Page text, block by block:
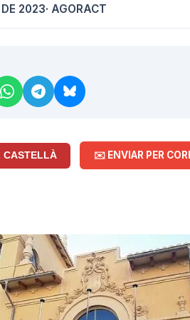
2023· AGORACT
CASTELLÀ ✉️ ENVIAR PER